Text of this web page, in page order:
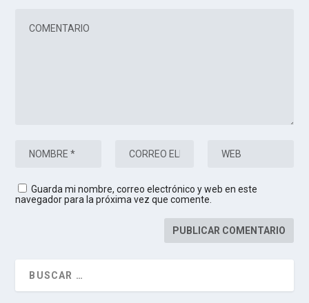
Guarda mi nombre, correo electrónico y web en este
navegador para la próxima vez que comente.